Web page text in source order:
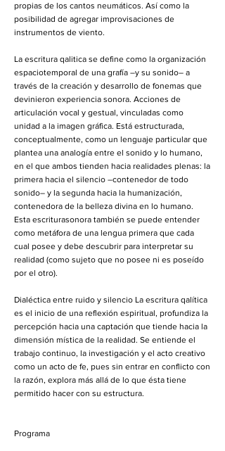
propias de los cantos neumáticos. Así como la
posibilidad de agregar improvisaciones de
instrumentos de viento.
La escritura qalitica se define como la organización
espaciotemporal de una grafía –y su sonido– a
través de la creación y desarrollo de fonemas que
devinieron experiencia sonora. Acciones de
articulación vocal y gestual, vinculadas como
unidad a la imagen gráfica. Está estructurada,
conceptualmente, como un lenguaje particular que
plantea una analogía entre el sonido y lo humano,
en el que ambos tienden hacia realidades plenas: la
primera hacia el silencio –contenedor de todo
sonido– y la segunda hacia la humanización,
contenedora de la belleza divina en lo humano.
Esta escriturasonora también se puede entender
como metáfora de una lengua primera que cada
cual posee y debe descubrir para interpretar su
realidad (como sujeto que no posee ni es poseído
por el otro).
Dialéctica entre ruido y silencio La escritura qalítica
es el inicio de una reflexión espiritual, profundiza la
percepción hacia una captación que tiende hacia la
dimensión mística de la realidad. Se entiende el
trabajo continuo, la investigación y el acto creativo
como un acto de fe, pues sin entrar en conflicto con
la razón, explora más allá de lo que ésta tiene
permitido hacer con su estructura.
Programa